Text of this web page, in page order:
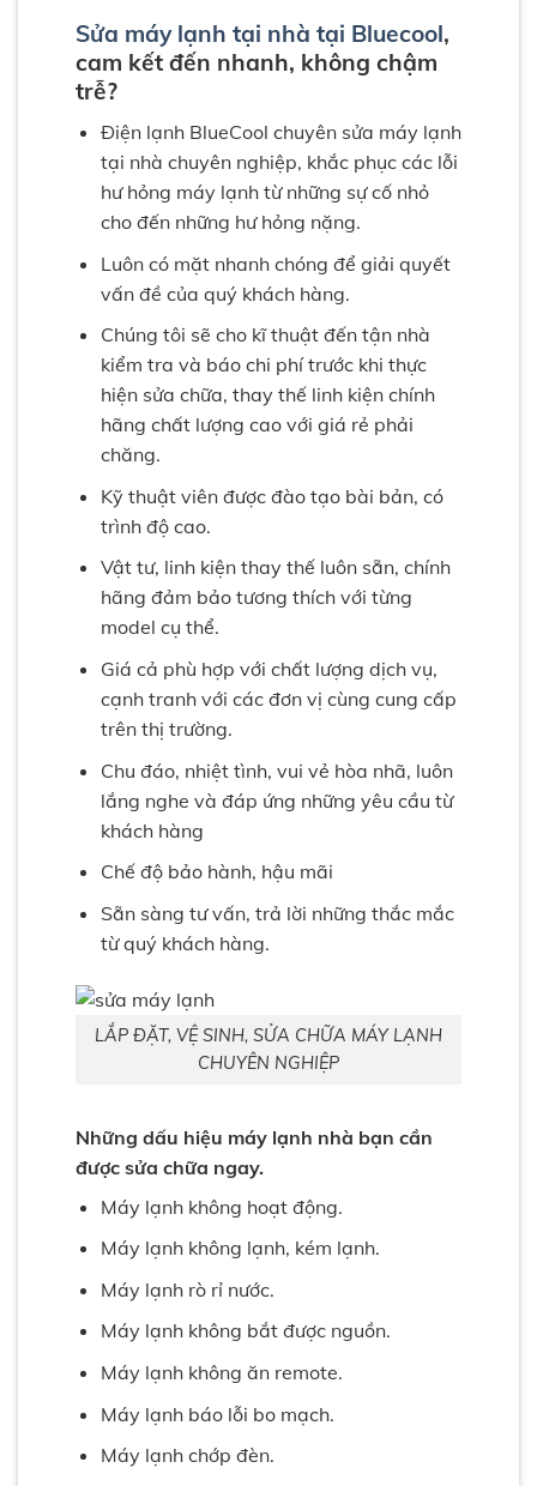
Sửa máy lạnh tại nhà tại Bluecool,
cam kết đến nhanh, không chậm
trễ?
Điện lạnh BlueCool chuyên sửa máy lạnh
tại nhà chuyên nghiệp, khắc phục các lỗi
hư hỏng máy lạnh từ những sự cố nhỏ
cho đến những hư hỏng nặng.
Luôn có mặt nhanh chóng để giải quyết
vấn đề của quý khách hàng.
Chúng tôi sẽ cho kĩ thuật đến tận nhà
kiểm tra và báo chi phí trước khi thực
hiện sửa chữa, thay thế linh kiện chính
hãng chất lượng cao với giá rẻ phải
chăng.
Kỹ thuật viên được đào tạo bài bản, có
trình độ cao.
Vật tư, linh kiện thay thế luôn sẵn, chính
hãng đảm bảo tương thích với từng
model cụ thể.
Giá cả phù hợp với chất lượng dịch vụ,
cạnh tranh với các đơn vị cùng cung cấp
trên thị trường.
Chu đáo, nhiệt tình, vui vẻ hòa nhã, luôn
lắng nghe và đáp ứng những yêu cầu từ
khách hàng
Chế độ bảo hành, hậu mãi
Sẵn sàng tư vấn, trả lời những thắc mắc
từ quý khách hàng.
LẮP ĐẶT, VỆ SINH, SỬA CHỮA MÁY LẠNH
CHUYÊN NGHIỆP
Những dấu hiệu máy lạnh nhà bạn cần
được sửa chữa ngay.
Máy lạnh không hoạt động.
Máy lạnh không lạnh, kém lạnh.
Máy lạnh rò rỉ nước.
Máy lạnh không bắt được nguồn.
Máy lạnh không ăn remote.
Máy lạnh báo lỗi bo mạch.
Máy lạnh chớp đèn.